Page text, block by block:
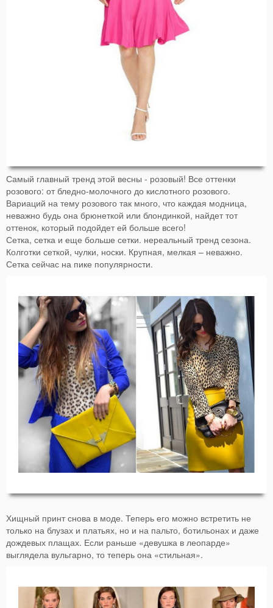
Самый главный тренд этой весны - розовый! Все оттенки
розового: от бледно-молочного до кислотного розового.
Вариаций на тему розового так много, что каждая модница,
неважно будь она брюнеткой или блондинкой, найдет тот
оттенок, который подойдет ей больше всего!
Сетка, сетка и еще больше сетки. нереальный тренд сезона.
Колготки сеткой, чулки, носки. Крупная, мелкая – неважно.
Сетка сейчас на пике популярности.
Хищный принт снова в моде. Теперь его можно встретить не
только на блузах и платьях, но и на пальто, ботильонах и даже
дождевых плащах. Если раньше «девушка в леопарде»
выглядела вульгарно, то теперь она «стильная».